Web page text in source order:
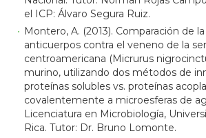
el ICP: Álvaro Segura Ruiz.
Montero, A. (2013). Comparación de
anticuerpos contra el veneno de la
centroamericana (Micrurus
murino, utilizando dos métodos de
proteínas solubles vs. proteínas
covalentemente a microesferas de
Licenciatura en Microbiología,
Rica. Tutor: Dr. Bruno Lomonte.